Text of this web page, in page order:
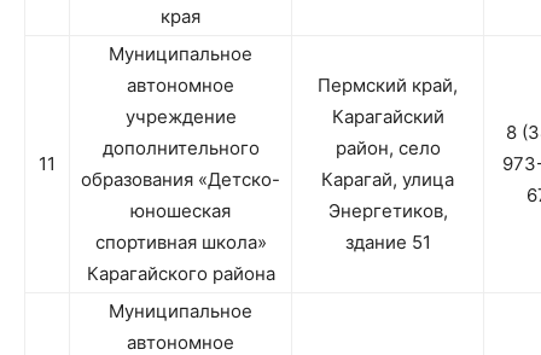
края
11
Муниципальное
автономное
учреждение
дополнительного
образования «Детско-
юношеская
спортивная школа»
Карагайского района
Пермский край,
Карагайский
район, село
Карагай, улица
Энергетиков,
здание 51
8
Муниципальное
автономное